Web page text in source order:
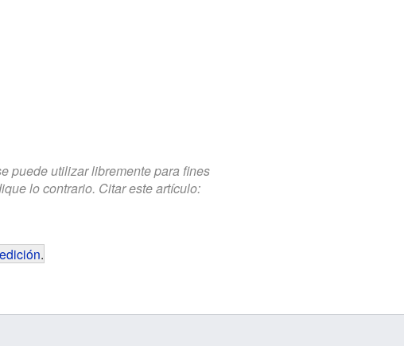
puede utilizar libremente para fines
lo contrario. Citar este artículo:
.